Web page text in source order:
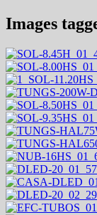
Images